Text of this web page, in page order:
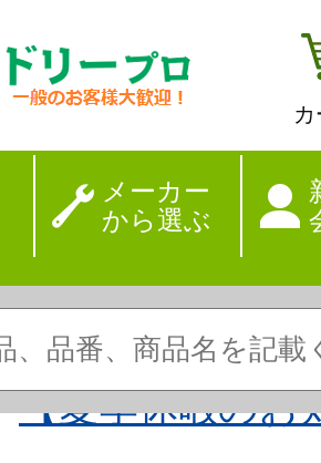
メーカー
から選ぶ
【夏季休暇のお